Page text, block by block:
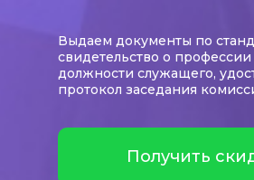
Выдаем документы по
свидетельство о профессии
должности служащего,
протокол заседания
Получить